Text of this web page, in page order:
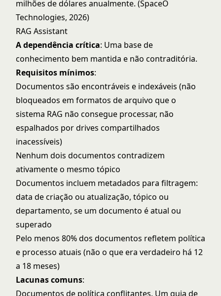
milhões de dólares anualmente. (SpaceO
Technologies, 2026)
RAG Assistant
A dependência crítica: Uma base de
conhecimento bem mantida e não contraditória.
Requisitos mínimos:
Documentos são encontráveis e indexáveis (não
bloqueados em formatos de arquivo que o
sistema RAG não consegue processar, não
espalhados por drives compartilhados
inacessíveis)
Nenhum dois documentos contradizem
ativamente o mesmo tópico
Documentos incluem metadados para filtragem:
data de criação ou atualização, tópico ou
departamento, se um documento é atual ou
superado
Pelo menos 80% dos documentos refletem política
e processo atuais (não o que era verdadeiro há 12
a 18 meses)
Lacunas comuns:
Documentos de política conflitantes. Um guia de